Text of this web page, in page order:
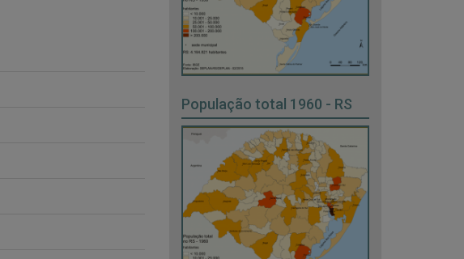
População total 1960 - RS